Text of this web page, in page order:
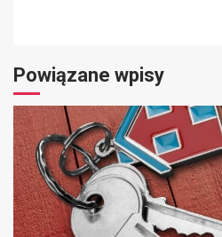
Powiązane wpisy